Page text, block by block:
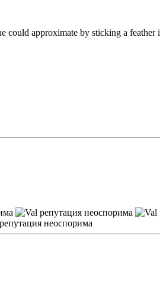
could approximate by sticking a feather